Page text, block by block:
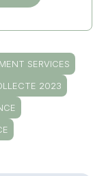
SERVICES
2023